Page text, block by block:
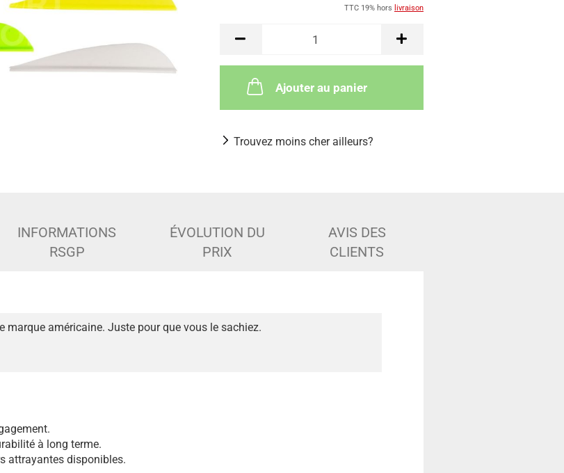
TTC 19% hors livraison
Ajouter au panier
Trouvez moins cher ailleurs?
INFORMATIONS
RSGP
ÉVOLUTION DU
PRIX
AVIS DES
CLIENTS
marque américaine. Juste pour que vous le sachiez.
à long terme.
attrayantes disponibles.